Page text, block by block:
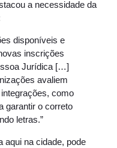
a necessidade da
disponíveis e
inscrições
Jurídica […]
avaliem
como
garantir o correto
letras.”
aqui na cidade, pode